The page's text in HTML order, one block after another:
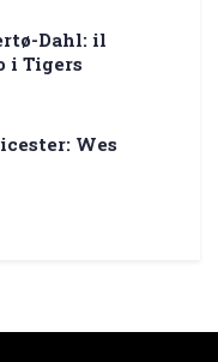
Dahl: il
i Tigers
Wes